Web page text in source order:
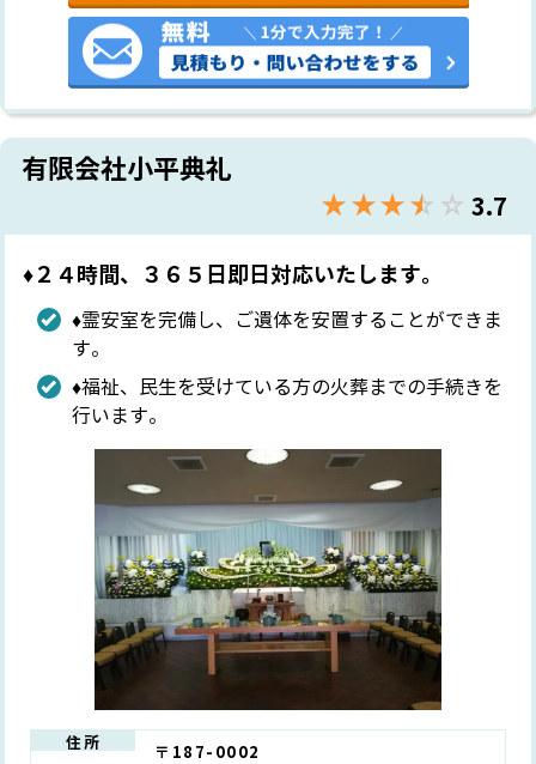
有限会社小平典礼
★★★★★
☆☆☆☆☆ 3.7
♦︎２４時間、３６５日即日対応いたします。
♦︎霊安室を完備し、ご遺体を安置することができま
す。
♦︎福祉、民生を受けている方の火葬までの手続きを
行います。
住所
〒187-0002